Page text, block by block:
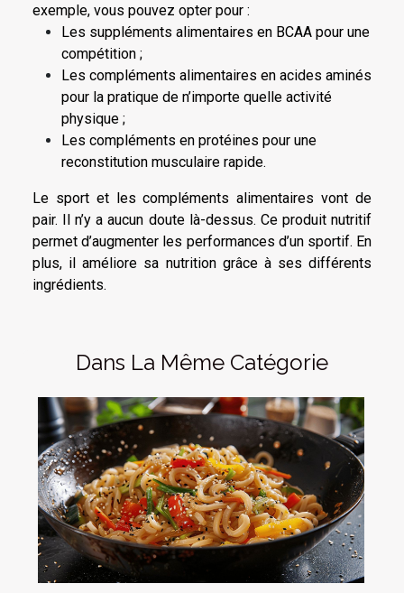
exemple, vous pouvez opter pour :
Les suppléments alimentaires en BCAA pour une
compétition ;
Les compléments alimentaires en acides aminés
pour la pratique de n’importe quelle activité
physique ;
Les compléments en protéines pour une
reconstitution musculaire rapide.
Le sport et les compléments alimentaires vont de
pair. Il n’y a aucun doute là-dessus. Ce produit nutritif
permet d’augmenter les performances d’un sportif. En
plus, il améliore sa nutrition grâce à ses différents
ingrédients.
Dans La Même Catégorie